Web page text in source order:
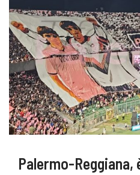
Palermo-